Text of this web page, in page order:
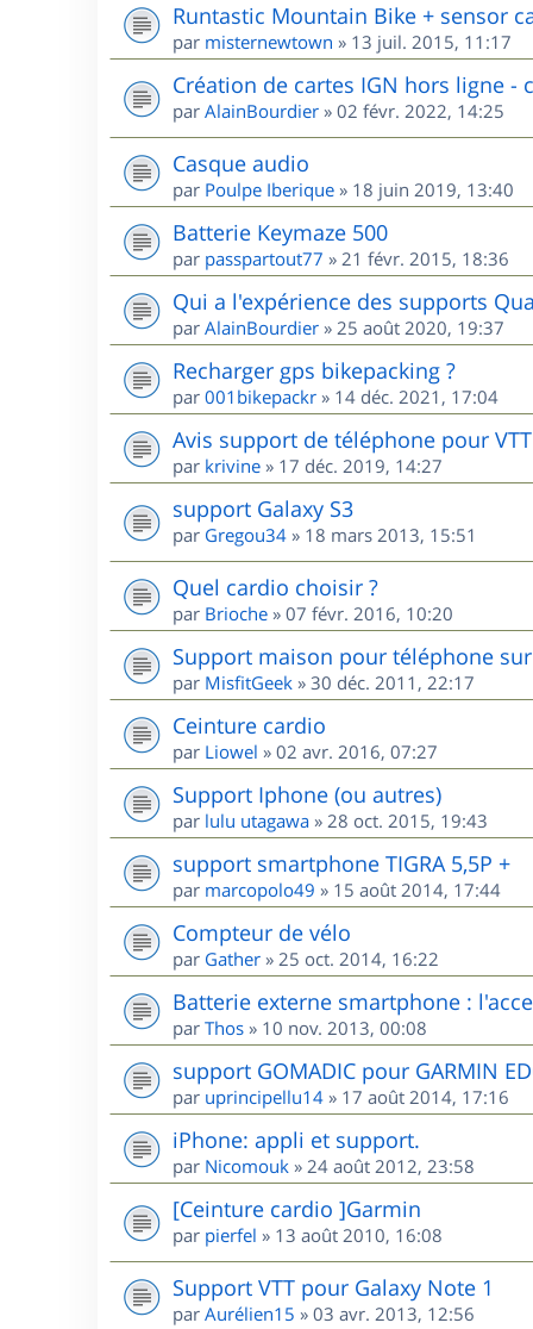
Runtastic Mountain Bike + sensor
par misternewtown » 13 juil. 2015, 11:17
Création de cartes IGN hors ligne -
par AlainBourdier » 02 févr. 2022, 14:25
Casque audio
par Poulpe Iberique » 18 juin 2019, 13:40
Batterie Keymaze 500
par passpartout77 » 21 févr. 2015, 18:36
Qui a l'expérience des supports
par AlainBourdier » 25 août 2020, 19:37
Recharger gps bikepacking ?
par 001bikepackr » 14 déc. 2021, 17:04
Avis support de téléphone pour VTT
par krivine » 17 déc. 2019, 14:27
support Galaxy S3
par Gregou34 » 18 mars 2013, 15:51
Quel cardio choisir ?
par Brioche » 07 févr. 2016, 10:20
Support maison pour téléphone
par MisfitGeek » 30 déc. 2011, 22:17
Ceinture cardio
par Liowel » 02 avr. 2016, 07:27
Support Iphone (ou autres)
par lulu utagawa » 28 oct. 2015, 19:43
support smartphone TIGRA 5,5P +
par marcopolo49 » 15 août 2014, 17:44
Compteur de vélo
par Gather » 25 oct. 2014, 16:22
Batterie externe smartphone :
par Thos » 10 nov. 2013, 00:08
support GOMADIC pour GARMIN
par uprincipellu14 » 17 août 2014, 17:16
iPhone: appli et support.
par Nicomouk » 24 août 2012, 23:58
[Ceinture cardio ]Garmin
par pierfel » 13 août 2010, 16:08
Support VTT pour Galaxy Note 1
par Aurélien15 » 03 avr. 2013, 12:56